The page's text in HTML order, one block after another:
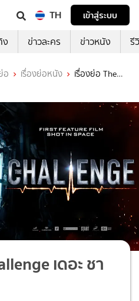
TH
เข้าสู่ระบบ
ง ข่าวละคร ข่าวหนัง รี
อ เรื่องย่อหนัง
เรื่องย่อ The
เดอะ ชา